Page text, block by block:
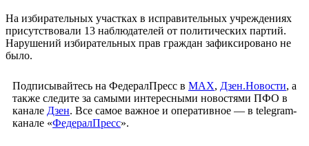
На избирательных участках в исправительных учреждениях
присутствовали 13 наблюдателей от политических партий.
Нарушений избирательных прав граждан зафиксировано не
было.
Подписывайтесь на ФедералПресс в МАХ, Дзен.Новости, а
также следите за самыми интересными новостями ПФО в
канале Дзен. Все самое важное и оперативное — в telegram-
канале «ФедералПресс».